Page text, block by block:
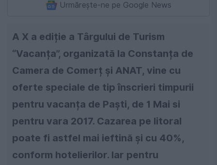
Urmărește-ne pe Google News
A X a ediție a Târgului de Turism
“Vacanța”, organizată la Constanța de
Camera de Comerț și ANAT, vine cu
oferte speciale de tip înscrieri timpurii
pentru vacanța de Paști, de 1 Mai si
pentru vara 2017. Cazarea pe litoral
poate fi astfel mai ieftină și cu 40%,
conform hotelierilor. Iar pentru